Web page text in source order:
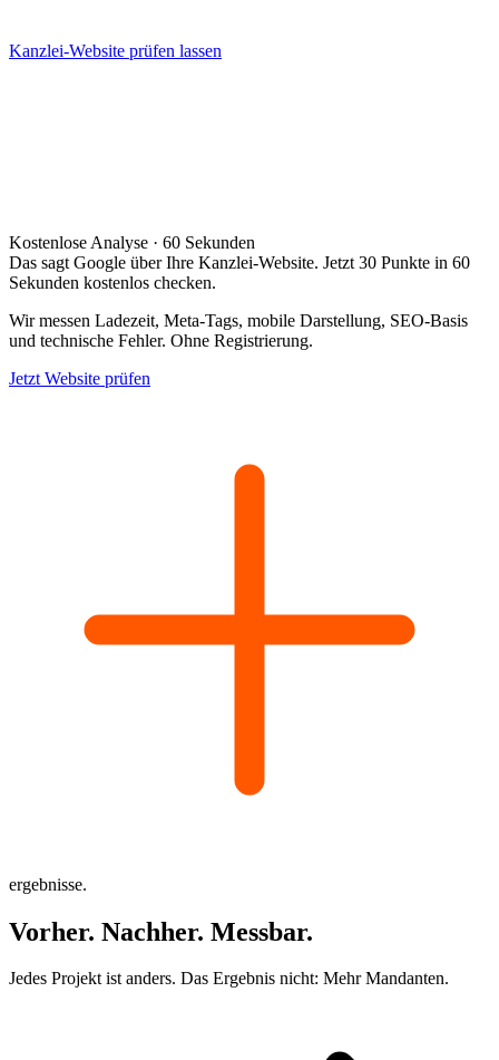
Kanzlei-Website prüfen lassen
Kostenlose Analyse · 60 Sekunden
Das sagt Google über Ihre Kanzlei-Website. Jetzt 30 Punkte in 60
Sekunden kostenlos checken.
Wir messen Ladezeit, Meta-Tags, mobile Darstellung, SEO-Basis
und technische Fehler. Ohne Registrierung.
Jetzt Website prüfen
ergebnisse.
Vorher. Nachher. Messbar.
Jedes Projekt ist anders. Das Ergebnis nicht: Mehr Mandanten.